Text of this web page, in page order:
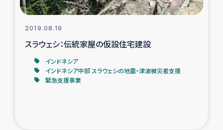
トルコにおけるシリア難民支援事業
インドネシア中部 スラウェシの地震・津波被災者支援
スリランカ ムライティブ県帰還民の生活再建支援
2019.08.19
スラウェシ：伝統家屋の仮設住宅建設
インドネシア
インドネシア中部 スラウェシの地震・津波被災者支援
緊急支援事業